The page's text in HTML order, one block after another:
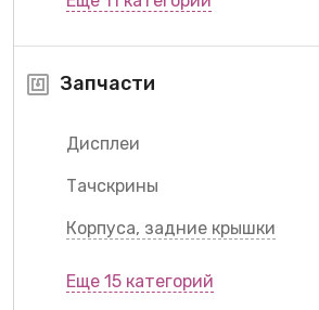
Запчасти
Дисплеи
Тачскрины
Корпуса, задние крышки
Еще 15 категорий